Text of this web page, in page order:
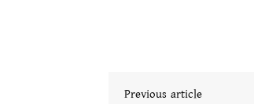
Previous article